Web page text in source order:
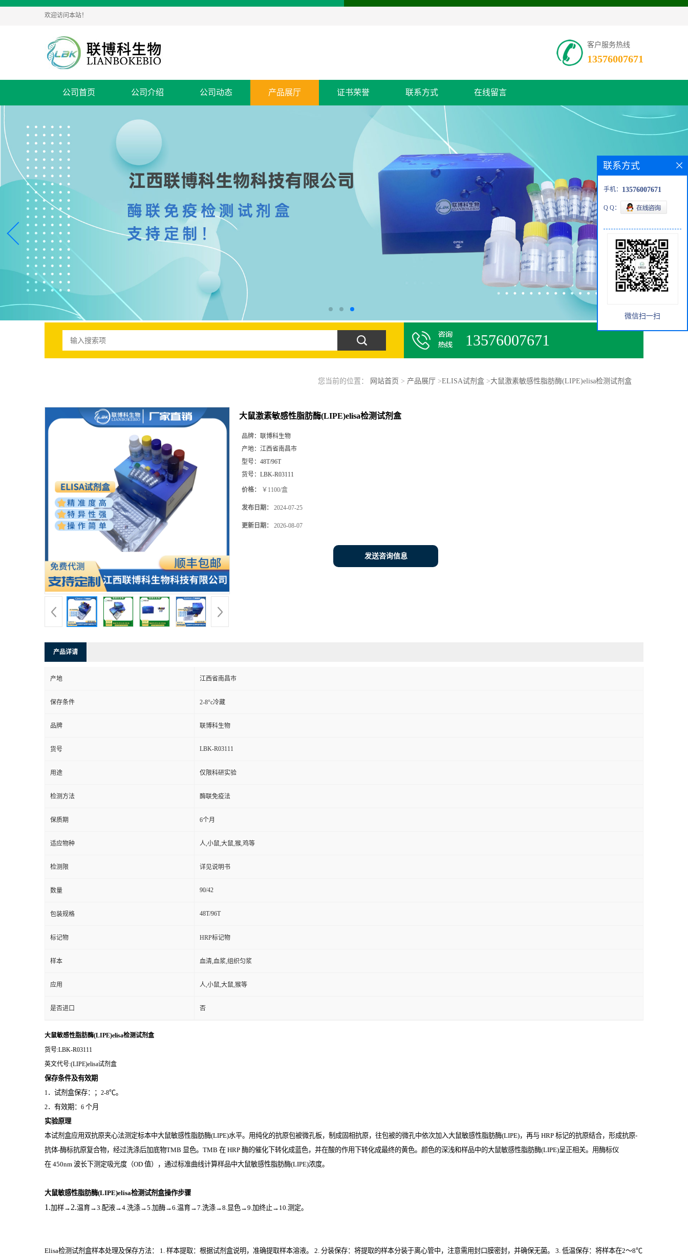
欢迎访问本站！
客户服务热线
13576007671
公司首页 公司介绍 公司动态 产品展厅 证书荣誉 联系方式 在线留言
13576007671
您当前的位置： 网站首页 > 产品展厅 >ELISA试剂盒>大鼠激素敏感性脂肪酶(LIPE)elisa检测试剂盒
大鼠激素敏感性脂肪酶(LIPE)elisa检测试剂盒
品牌： 联博科生物
产地： 江西省南昌市
型号： 48T/96T
货号： LBK-R03111
价格： ￥1100/盒
发布日期： 2024-07-25
更新日期： 2026-08-07
发送咨询信息
产品详请
产地 江西省南昌市
保存条件 2-8°c冷藏
品牌 联博科生物
货号 LBK-R03111
用途 仅限科研实验
检测方法 酶联免疫法
保质期 6个月
适应物种 人,小鼠,大鼠,猴,鸡等
检测限 详见说明书
数量 90/42
包装规格 48T/96T
标记物 HRP标记物
样本 血清,血浆,组织匀浆
应用 人,小鼠,大鼠,猴等
是否进口 否
大鼠敏感性脂肪酶(LIPE)elisa检测试剂盒
货号:LBK-R03111
英文代号:(LIPE)elisa试剂盒
保存条件及有效期
1．试剂盒保存：； 2-8℃。
2．有效期： 6 个月
实验原理
本试剂盒应用双抗原夹心法测定标本中大鼠敏感性脂肪酶(LIPE)水平。用纯化的抗原包被微孔板，制成固相抗原，往包被的微孔中依次加入大鼠敏感性脂肪酶(LIPE)，再与 HRP 标记的抗原结合，形成抗原-
抗体-酶标抗原复合物，经过洗涤后加底物TMB 显色。 TMB 在 HRP 酶的催化下转化成蓝色，并在酸的作用下转化成最终的黄色。颜色的深浅和样品中的大鼠敏感性脂肪酶(LIPE)呈正相关。用酶标仪
在 450nm 波长下测定吸光度（OD 值），通过标准曲线计算样品中大鼠敏感性脂肪酶(LIPE)浓度。
大鼠敏感性脂肪酶(LIPE)elisa检测试剂盒操作步骤
1.加样→ 2.温育→3.配液→4.洗涤→5.加酶→6.温育→7.洗涤→8.显色→9.加终止→10.测定。
Elisa检测试剂盒样本处理及保存方法： 1. 样本提取：根据试剂盒说明，准确提取样本溶液。 2. 分装保存：将提取的样本分装于离心管中，注意需用封口膜密封，并确保无菌。 3. 低温保存：将样本在2～8℃
联系方式
手机： 13576007671
Q Q：
微信扫一扫